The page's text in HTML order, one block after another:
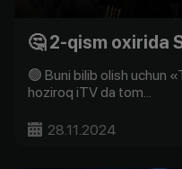
🟢 Buni bilib olish uchun «Turnir» serialining 3 qismini
hoziroq iTV da tom...
28.11.2024